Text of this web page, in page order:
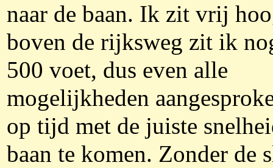
naar de baan. Ik zit vrij
boven de rijksweg zit ik
500 voet, dus even alle
mogelijkheden
op tijd met de juiste
baan te komen. Zonder de